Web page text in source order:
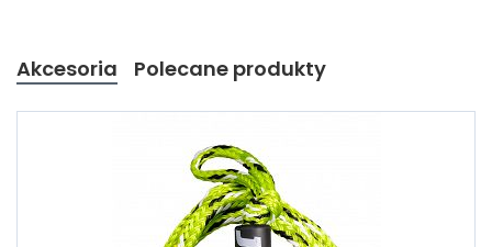
Akcesoria Polecane produkty